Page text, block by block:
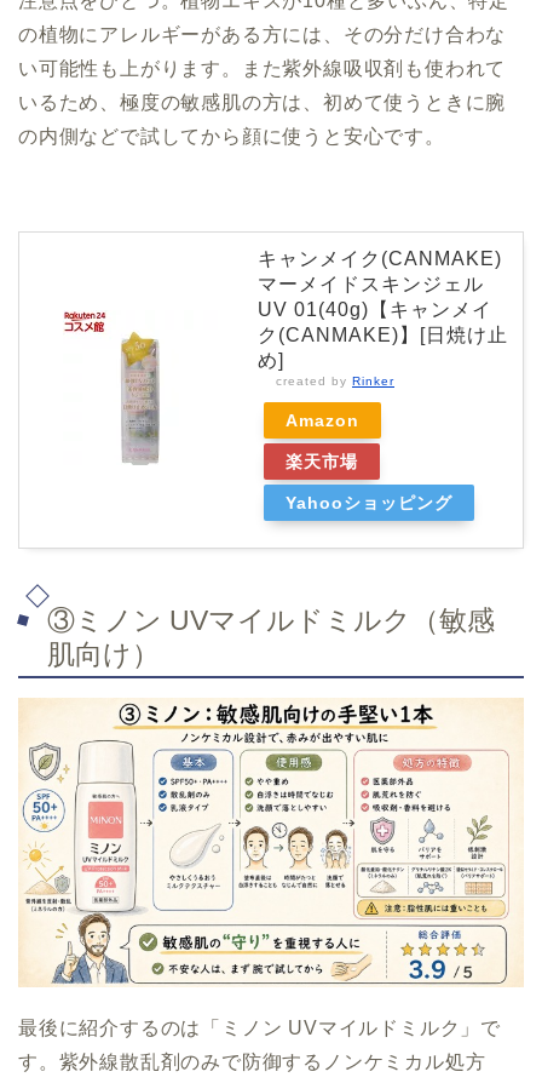
の植物にアレルギーがある方には、その分だけ合わな
い可能性も上がります。また紫外線吸収剤も使われて
いるため、極度の敏感肌の方は、初めて使うときに腕
の内側などで試してから顔に使うと安心です。
キャンメイク(CANMAKE)
マーメイドスキンジェル
UV 01(40g)【キャンメイ
ク(CANMAKE)】[日焼け止
め]
created by Rinker
Amazon
楽天市場
Yahooショッピング
③ミノン UVマイルドミルク（敏感
肌向け）
最後に紹介するのは「ミノン UVマイルドミルク」で
す。紫外線散乱剤のみで防御するノンケミカル処方